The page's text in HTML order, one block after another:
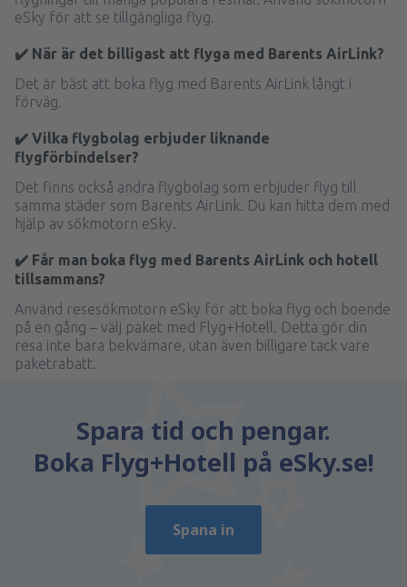
eSky för att se tillgängliga flyg.
✔️ När är det billigast att flyga med Barents AirLink?
Det är bäst att boka flyg med Barents AirLink långt i
förväg.
✔️ Vilka flygbolag erbjuder liknande
flygförbindelser?
Det finns också andra flygbolag som erbjuder flyg till
samma städer som Barents AirLink. Du kan hitta dem med
hjälp av sökmotorn eSky.
✔️ Får man boka flyg med Barents AirLink och hotell
tillsammans?
Använd resesökmotorn eSky för att boka flyg och boende
på en gång – välj paket med Flyg+Hotell. Detta gör din
resa inte bara bekvämare, utan även billigare tack vare
paketrabatt.
Spara tid och pengar.
Boka Flyg+Hotell på eSky.se!
Spana in